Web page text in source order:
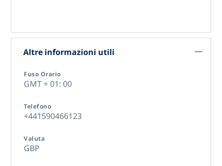
Altre informazioni utili
Fuso Orario
GMT + 01: 00
Telefono
+441590466123
Valuta
GBP